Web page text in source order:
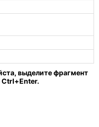
выделите фрагмент
Ctrl+Enter.